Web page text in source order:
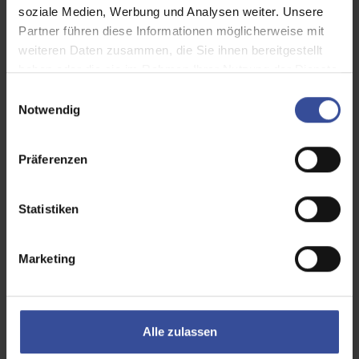
soziale Medien, Werbung und Analysen weiter. Unsere
Partner führen diese Informationen möglicherweise mit
weiteren Daten zusammen, die Sie ihnen bereitgestellt
haben oder die sie im Rahmen Ihrer Nutzung der Dienste
Notwendig
Präferenzen
Statistiken
Marketing
Alle zulassen